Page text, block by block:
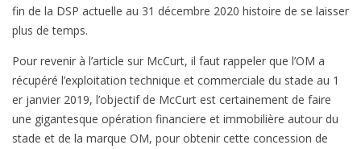
fin de la DSP actuelle au 31 décembre 2020 histoire de se laisser
plus de temps.
Pour revenir à l’article sur McCurt, il faut rappeler que l’OM a
récupéré l’exploitation technique et commerciale du stade au 1
er janvier 2019, l’objectif de McCurt est certainement de faire
une gigantesque opération financiere et immobilière autour du
stade et de la marque OM, pour obtenir cette concession de